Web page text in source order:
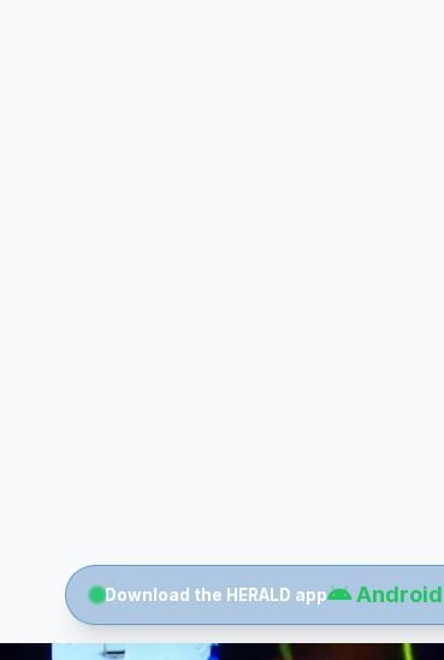
Download the HERALD app Android